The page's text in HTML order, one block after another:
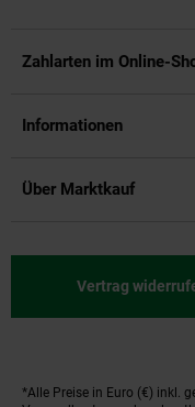
Zahlarten im Online-
Informationen
Über Marktkauf
Vertrag
Fußnoten
*Alle Preise in Euro (€) inkl.